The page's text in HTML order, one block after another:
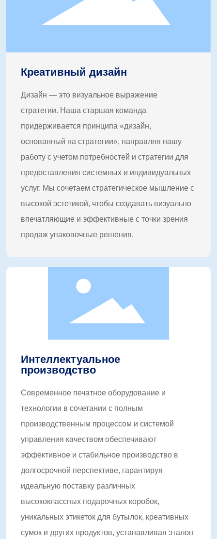
Креативный дизайн
Дизайн — это визуальное выражение
стратегии. Наша старшая команда
придерживается принципа «дизайн,
основанный на стратегии», направляя нашу
работу с учетом потребностей и стратегии для
предоставления системных и индивидуальных
услуг. Мы сочетаем стратегическое мышление с
высокой эстетикой, чтобы создавать визуально
впечатляющие и эффективные с точки зрения
продаж упаковочные решения.
Интеллектуальное
производство
Современное печатное оборудование и
технологии в сочетании с полным
производственным процессом и системой
управления качеством обеспечивают
эффективное и стабильное производство в
долгосрочной перспективе, гарантируя
идеальную поставку различных
высококлассных подарочных коробок,
уникальных этикеток для бутылок, креативных
сумок и других продуктов, устанавливая эталон